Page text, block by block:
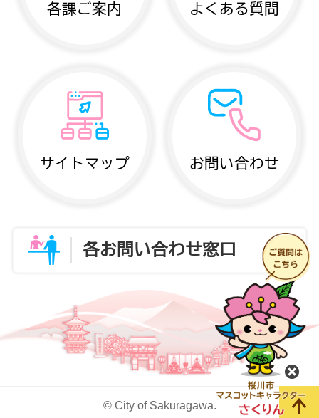
各課ご案内 よくある質問
サイトマップ お問い合わせ
各お問い合わせ窓口
© City of Sakuragawa.